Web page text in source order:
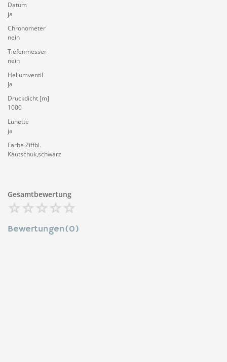
Datum
ja
Chronometer
nein
Tiefenmesser
nein
Heliumventil
ja
Druckdicht [m]
1000
Lunette
ja
Farbe Ziffbl.
Kautschuk,schwarz
Gesamtbewertung
Bewertungen(0)